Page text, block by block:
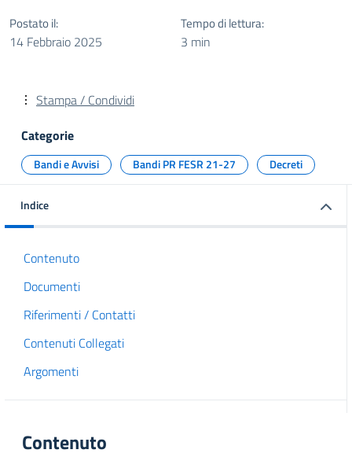
Postato il:
14 Febbraio 2025
Tempo di lettura:
3 min
Stampa / Condividi
Categorie
Bandi e Avvisi Bandi PR FESR 21-27 Decreti
Indice
Contenuto
Documenti
Riferimenti / Contatti
Contenuti Collegati
Argomenti
Contenuto